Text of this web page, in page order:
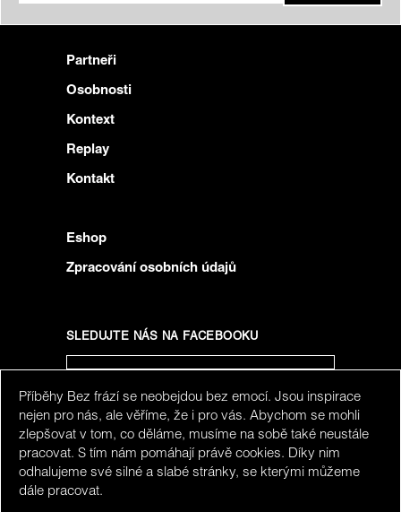
Partneři
Osobnosti
Kontext
Replay
Kontakt
Eshop
Zpracování osobních údajů
SLEDUJTE NÁS NA FACEBOOKU
SLEDUJTE NÁS NA INSTAGRAMU
Příběhy Bez frází se neobejdou bez emocí. Jsou inspirace
nejen pro nás, ale věříme, že i pro vás. Abychom se mohli
zlepšovat v tom, co děláme, musíme na sobě také neustále
pracovat. S tím nám pomáhají právě cookies. Díky nim
odhalujeme své silné a slabé stránky, se kterými můžeme
dále pracovat.